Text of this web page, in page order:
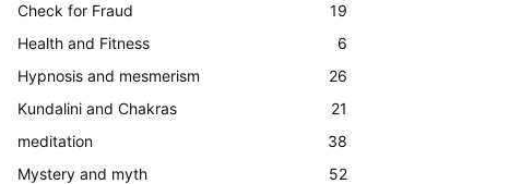
Check for Fraud
19
Health and Fitness
6
Hypnosis and mesmerism
26
Kundalini and Chakras
21
meditation
38
Mystery and myth
52